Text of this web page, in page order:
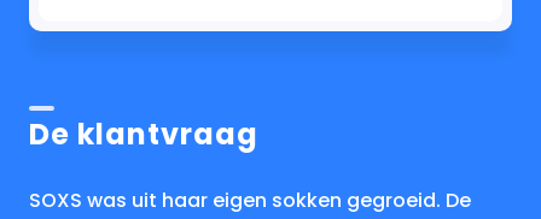
De klantvraag
SOXS was uit haar eigen sokken gegroeid. De